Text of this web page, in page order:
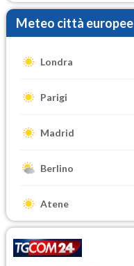
Meteo città europee
Londra
Parigi
Madrid
Berlino
Atene